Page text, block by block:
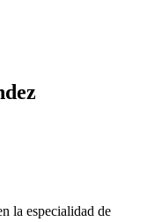
la especialidad de